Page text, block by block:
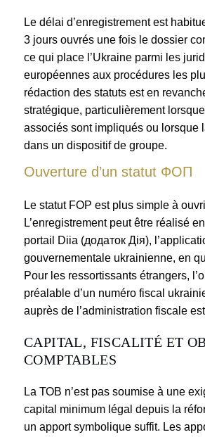
Le délai d’enregistrement est
3 jours ouvrés une fois le dossier
ce qui place l’Ukraine parmi les
européennes aux procédures les
rédaction des statuts est en
stratégique, particulièrement
associés sont impliqués ou lorsque
dans un dispositif de groupe.
Ouverture d’un statut ФОП
Le statut FOP est plus simple à
L’enregistrement peut être réalisé
portail Diia (додаток Дія),
gouvernementale ukrainienne, en
Pour les ressortissants étrangers,
préalable d’un numéro fiscal
auprès de l’administration fiscale
CAPITAL, FISCALITÉ ET
COMPTABLES
La ТОВ n’est pas soumise à une
capital minimum légal depuis la
un apport symbolique suffit. Les